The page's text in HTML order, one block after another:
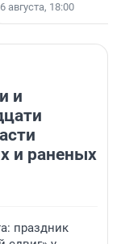
6 августа, 18:00
и
и раненых
праздник